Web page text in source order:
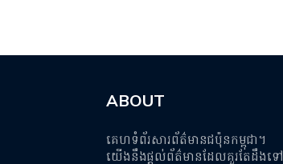
ABOUT
គេហទំព័រសារព័ត៌មានជប៉ុនកម្ពុជា។
យើងនឹងផ្តល់ព័ត៌មានដែលគួរតែដឹងទៅ